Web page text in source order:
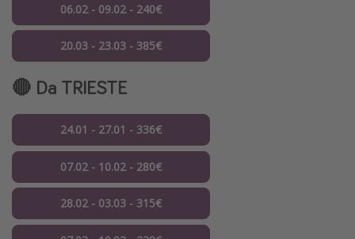
06.02 - 09.02 - 240€
20.03 - 23.03 - 385€
🔴 Da TRIESTE
24.01 - 27.01 - 336€
07.02 - 10.02 - 280€
28.02 - 03.03 - 315€